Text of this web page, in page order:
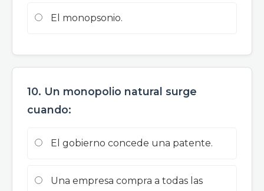
El monopsonio.
10. Un monopolio natural surge
cuando:
El gobierno concede una patente.
Una empresa compra a todas las